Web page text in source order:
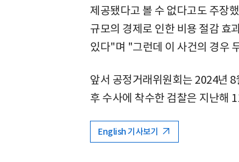
제공됐다고 볼 수 없다고도 주장
규모의 경제로 인한 비용 절감 효
있다"며 "그런데 이 사건의 경우
앞서 공정거래위원회는 2024년
후 수사에 착수한 검찰은 지난해
English 기사보기